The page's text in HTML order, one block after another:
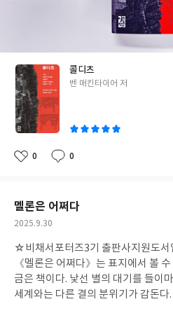
책을 덮고 나면 간절히 바라게 된다.
재하지 않은 악몽이었기를. 하지만
고, 수많은 기록과 증언 속에 여전히
하게 우리를 붙잡고 말한다. “아니,
싶은 진실이자, 반드시 기억해야 할
스로에게 묻는다. 나라면, 당신이라
게 했을까. 용기를 냈을까, 비겁해졌
인간답게 버티려 했을까. 《콜디츠》
중얼거리게 하는 바로 그 불편한 감
콜디츠
글
벤 매킨타이어 저
좋
0
댓
0
작
멜론은 어쩌다
작
일
2025.9.30
☆비채서포터즈3기 출판사지원도서
《멜론은 어쩌다》는 표지에서 볼
금은 책이다. 낯선 별의 대기를 들이
세계와는 다른 결의 분위기가 감돈다